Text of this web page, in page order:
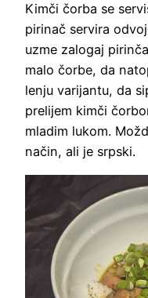
Kimči čorba se
pirinač servira
uzme zalogaj
malo čorbe, da
lenju varijantu, da
prelijem kimči
mladim lukom.
način, ali je srpski.